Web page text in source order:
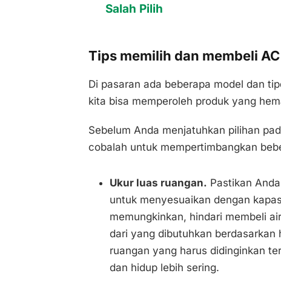
Salah Pilih
Tips memilih dan membeli
Di pasaran ada beberapa model dan
kita bisa memperoleh produk yang
Sebelum Anda menjatuhkan pilihan
cobalah untuk mempertimbangkan
Ukur luas ruangan. Pastikan
untuk menyesuaikan dengan
memungkinkan, hindari membeli
dari yang dibutuhkan berdasarkan
ruangan yang harus didinginkan
dan hidup lebih sering.